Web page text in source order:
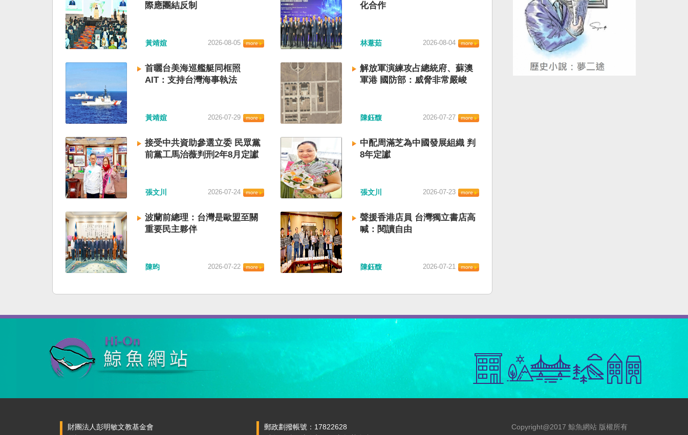
際應團結反制
黃靖媗 2026-08-05
化合作
林薏茹 2026-08-04
首曬台美海巡艦艇同框照
AIT：支持台灣海事執法
黃靖媗 2026-07-29
解放軍演練攻占總統府、蘇澳
軍港 國防部：威脅非常嚴峻
陳鈺馥 2026-07-27
接受中共資助參選立委 民眾黨
前黨工馬治薇判刑2年8月定讞
張文川 2026-07-24
中配周滿芝為中國發展組織 判
8年定讞
張文川 2026-07-23
波蘭前總理：台灣是歐盟至關
重要民主夥伴
陳昀 2026-07-22
聲援香港店員 台灣獨立書店高
喊：閱讀自由
陳鈺馥 2026-07-21
財團法人彭明敏文教基金會
郵政劃撥帳號：17822628
Copyright@2017 鯨魚網站 版權所有